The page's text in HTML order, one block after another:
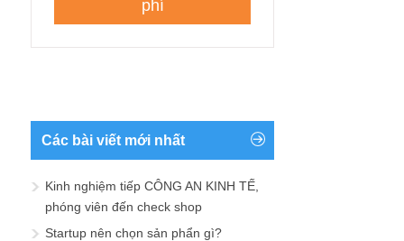
Các bài viết mới nhất
Kinh nghiệm tiếp CÔNG AN KINH TẾ,
phóng viên đến check shop
Startup nên chọn sản phẩn gì?